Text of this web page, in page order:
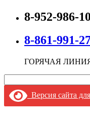
8-952-986-
8-861-991-
ГОРЯЧАЯ
Версия сайта